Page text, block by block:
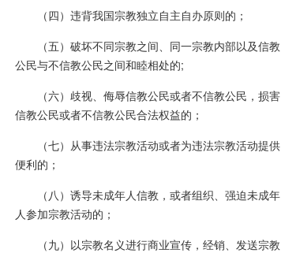
（四）违背我国宗教独立自主自办原则的；
（五）破坏不同宗教之间、同一宗教内部以及信教
公民与不信教公民之间和睦相处的;
（六）歧视、侮辱信教公民或者不信教公民，损害
信教公民或者不信教公民合法权益的；
（七）从事违法宗教活动或者为违法宗教活动提供
便利的；
（八）诱导未成年人信教，或者组织、强迫未成年
人参加宗教活动的；
（九）以宗教名义进行商业宣传，经销、发送宗教